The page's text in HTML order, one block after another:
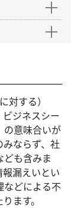
する）
ビジネスシー
の意味合いが
ならず、社
も含みま
漏えいとい
などによる不
ます。